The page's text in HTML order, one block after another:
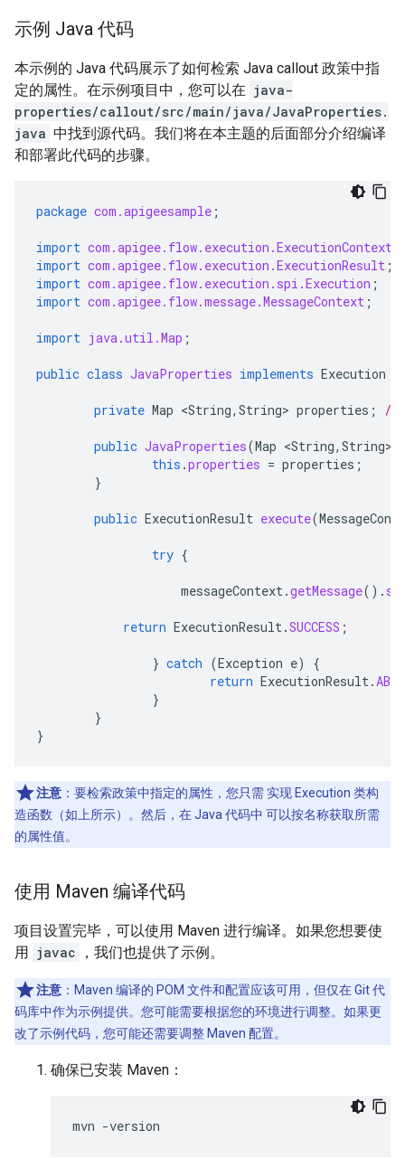
示例 Java 代码
本示例的 Java 代码展示了如何检索 Java callout 政策中指
定的属性。在示例项目中，您可以在 java-
properties/callout/src/main/java/JavaProperties.
java 中找到源代码。我们将在本主题的后面部分介绍编译
和部署此代码的步骤。
package com.apigeesample ;
import com.apigee.flow.execution.ExecutionContext
import com.apigee.flow.execution.ExecutionResult ;
import com.apigee.flow.execution.spi.Execution ;
import com.apigee.flow.message.MessageContext ;
import java.util.Map ;
public class JavaProperties implements Execution
private Map <String, String> properties ; //
public JavaProperties(Map <String, String>
this .properties = properties ;
}
public ExecutionResult execute(
try {
messageContext.getMessage().
return ExecutionResult.SUCCESS ;
} catch (Exception e)
{
return ExecutionResult.
}
}
}
注意 ：要检索政策中指定的属性，您只需 实现 Execution 类构
造函数（如上所示）。然后，在 Java 代码中 可以按名称获取所需
的属性值。
使用 Maven 编译代码
项目设置完毕，可以使用 Maven 进行编译。如果您想要使
用 javac ，我们也提供了示例。
注意 ：Maven 编译的 POM 文件和配置应该可用，但仅在 Git 代
码库中作为示例提供。您可能需要根据您的环境进行调整。如果更
改了示例代码，您可能还需要调整 Maven 配置。
确保已安装 Maven：
mvn -version